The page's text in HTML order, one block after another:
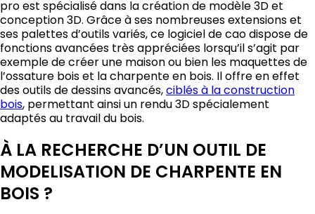
pro est spécialisé dans la création de modèle 3D et
conception 3D. Grâce à ses nombreuses extensions et
ses palettes d’outils variés, ce logiciel de cao dispose de
fonctions avancées très appréciées lorsqu’il s’agit par
exemple de créer une maison ou bien les maquettes de
l’ossature bois et la charpente en bois. Il offre en effet
des outils de dessins avancés, ciblés à la construction
bois, permettant ainsi un rendu 3D spécialement
adaptés au travail du bois.
À LA RECHERCHE D’UN OUTIL DE
MODELISATION DE CHARPENTE EN
BOIS ?